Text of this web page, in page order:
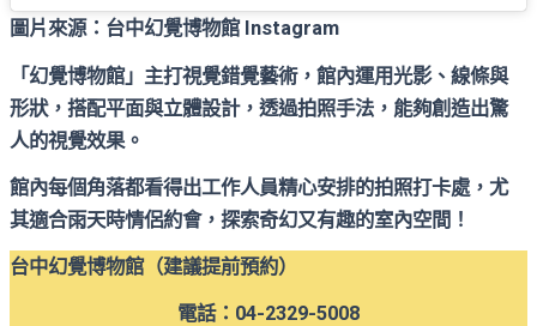
圖片來源：台中幻覺博物館 Instagram
「幻覺博物館」主打視覺錯覺藝術，館內運用光影、線條與
形狀，搭配平面與立體設計，透過拍照手法，能夠創造出驚
人的視覺效果。
館內每個角落都看得出工作人員精心安排的拍照打卡處，尤
其適合雨天時情侶約會，探索奇幻又有趣的室內空間！
台中幻覺博物館（建議提前預約）
電話：04-2329-5008